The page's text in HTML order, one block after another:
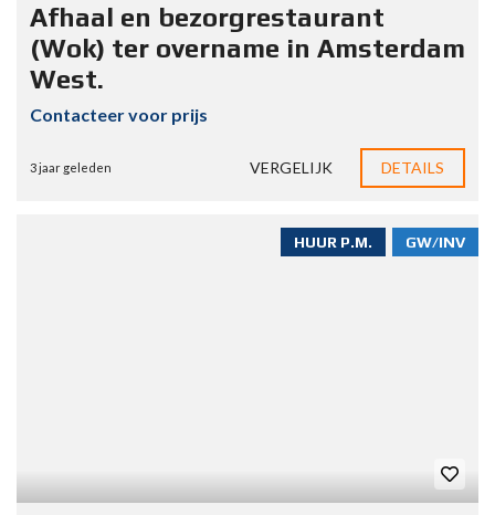
Afhaal en bezorgrestaurant
(Wok) ter overname in Amsterdam
West.
Contacteer voor prijs
3 jaar geleden VERGELIJK DETAILS
GW/INV
HUUR P.M.